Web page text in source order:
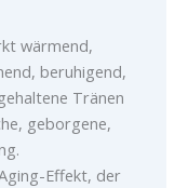
wärmend,
beruhigend,
Tränen
geborgene,
Effekt, der